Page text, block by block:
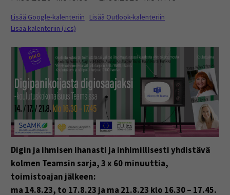
Lisää Google-kalenteriin
Lisää Outlook-kalenteriin
Lisää kalenteriin (.ics)
Digin ja ihmisen ihanasti ja inhimillisesti yhdistävä
kolmen Teamsin sarja, 3 x 60 minuuttia,
toimistoajan jälkeen:
ma 14.8.23, to 17.8.23 ja ma 21.8.23 klo 16.30 – 17.45.